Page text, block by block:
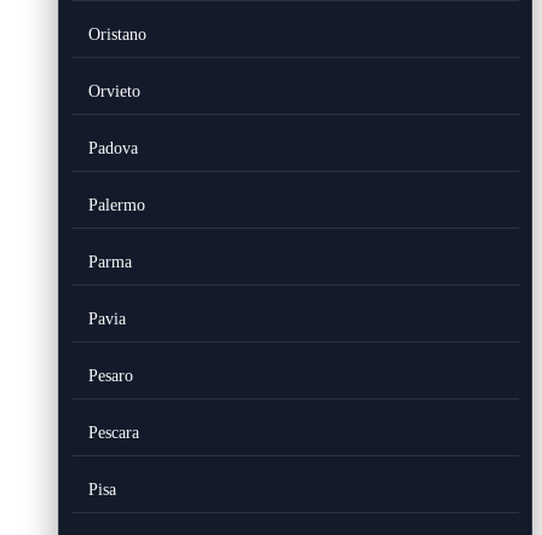
Oristano
Orvieto
Padova
Palermo
Parma
Pavia
Pesaro
Pescara
Pisa